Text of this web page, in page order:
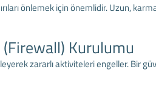
önlemek için önemlidir. Uzun,
Kurulumu
zararlı aktiviteleri engeller. Bir